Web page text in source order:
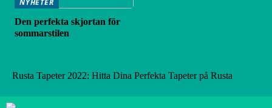
NYHETER
Den perfekta skjortan för
sommarstilen
Rusta Tapeter 2022: Hitta Dina Perfekta Tapeter på Rusta